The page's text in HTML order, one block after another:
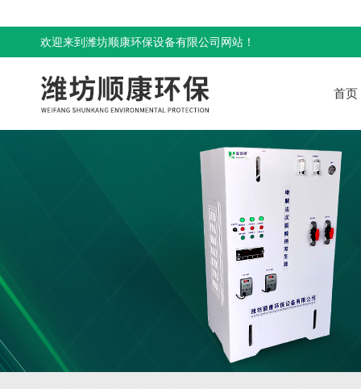
欢迎来到潍坊顺康环保设备有限公司网站！
首页